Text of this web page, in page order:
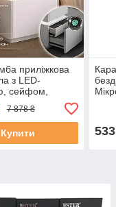
приліжкова
з LED-
сейфом,
зарядкою та
7 878 ₴
Купити 533